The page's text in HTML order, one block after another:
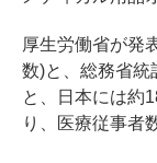
厚生労働省が発
数)と、総務省統
と、日本には約
り、医療従事者